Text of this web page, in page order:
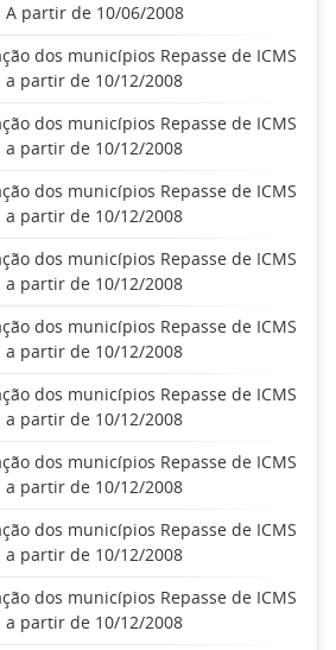
A partir de 10/06/2008
dos municípios Repasse de ICMS
a partir de 10/12/2008
dos municípios Repasse de ICMS
a partir de 10/12/2008
dos municípios Repasse de ICMS
a partir de 10/12/2008
dos municípios Repasse de ICMS
a partir de 10/12/2008
dos municípios Repasse de ICMS
a partir de 10/12/2008
dos municípios Repasse de ICMS
a partir de 10/12/2008
dos municípios Repasse de ICMS
a partir de 10/12/2008
dos municípios Repasse de ICMS
a partir de 10/12/2008
dos municípios Repasse de ICMS
a partir de 10/12/2008